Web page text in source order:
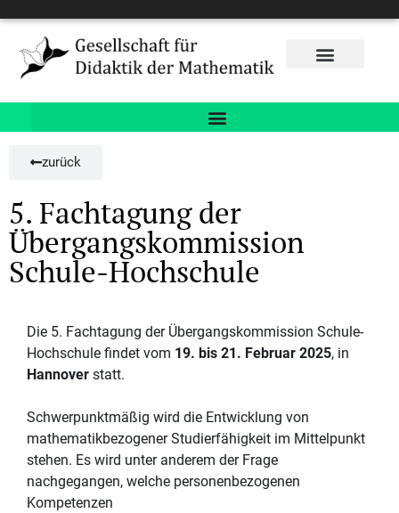
zurück
5. Fachtagung der
Übergangskommission
Schule-Hochschule
Die 5. Fachtagung der Übergangskommission Schule-
Hochschule findet vom 19. bis 21. Februar 2025, in
Hannover statt.
Schwerpunktmäßig wird die Entwicklung von
mathematikbezogener Studierfähigkeit im Mittelpunkt
stehen. Es wird unter anderem der Frage
nachgegangen, welche personenbezogenen
Kompetenzen